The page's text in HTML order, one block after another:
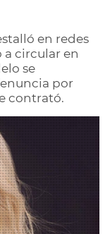
en redes
a circular en
se
por
contrató.